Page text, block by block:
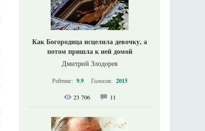
Как Богородица исцелила девочку, а
потом пришла к ней домой
Дмитрий Злодорев
Рейтинг: 9.9 Голосов: 2015
23 706 11